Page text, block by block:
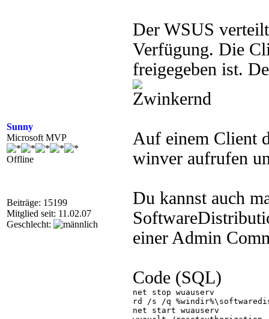
Sunny
Microsoft MVP
Offline
Beiträge: 15199
Mitglied seit: 11.02.07
Geschlecht:
Der WSUS
Verfügung. Die
freigegeben ist.
Auf einem Client
winver aufrufen
Du kannst auch
einer Admin
Code (SQL)
net stop wuauserv
rd /s /q
net start wuauserv